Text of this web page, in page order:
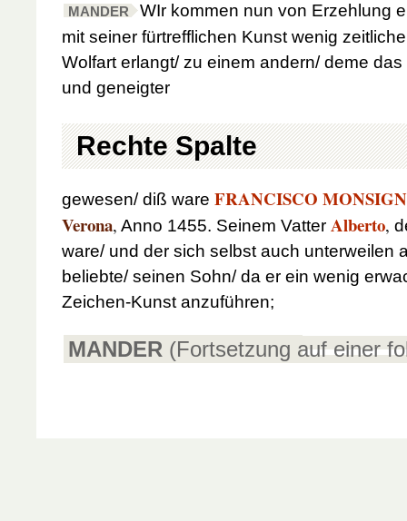
MANDER WIr kommen nun von Erzehlung
mit seiner fürtrefflichen Kunst wenig
Wolfart erlangt/ zu einem andern/ deme
und geneigter
Rechte Spalte
gewesen/ diß ware FRANCISCO
Verona, Anno 1455. Seinem Vatter Alberto,
ware/ und der sich selbst auch unterweilen
beliebte/ seinen Sohn/ da er ein wenig
Zeichen-Kunst anzuführen;
MANDER (Fortsetzung auf einer